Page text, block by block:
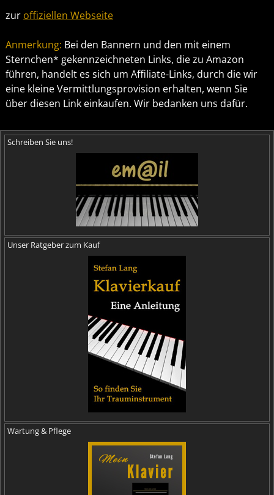
zur offiziellen Webseite
Anmerkung: Bei den Bannern und den mit einem
Sternchen* gekennzeichneten Links, die zu Amazon
führen, handelt es sich um Affiliate-Links, durch die wir
eine kleine Vermittlungsprovision erhalten, wenn Sie
über diesen Link einkaufen. Wir bedanken uns dafür.
Schreiben Sie uns!
Unser Ratgeber zum Kauf
Wartung & Pflege